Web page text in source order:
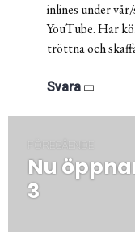
inlines under
YouTube. Har
tröttna och
Svara
FÖREGÅENDE
Föregående
post:
Nu
3